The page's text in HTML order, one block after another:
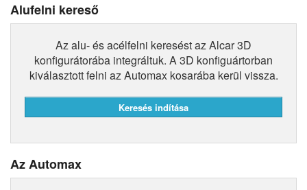
Szolgáltatások
Bejelentkezés
Alufelni kereső
Az alu- és acélfelni keresést az Alcar 3D
konfigurátorába integráltuk. A 3D konfiguártorban
kiválasztott felni az Automax kosarába kerül vissza.
Az Automax